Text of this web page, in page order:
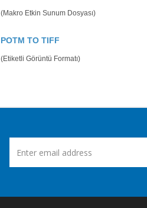
(Makro Etkin Sunum Dosyası)
POTM TO TIFF
(Etiketli Görüntü Formatı)